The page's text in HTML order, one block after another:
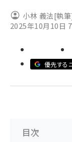
revico
小林 義法[執
2025年10月10日
優先する
目次